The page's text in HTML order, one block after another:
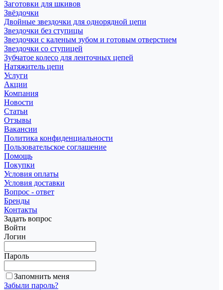
Заготовки для шкивов
Звёздочки
Двойные звездочки для однорядной цепи
Звездочки без ступицы
Звездочки с каленым зубом и готовым отверстием
Звездочки со ступицей
Зубчатое колесо для ленточных цепей
Натяжитель цепи
Услуги
Акции
Компания
Новости
Статьи
Отзывы
Вакансии
Политика конфиденциальности
Пользовательское соглашение
Помощь
Покупки
Условия оплаты
Условия доставки
Вопрос - ответ
Бренды
Контакты
Задать вопрос
Войти
Логин
Пароль
Запомнить меня
Забыли пароль?